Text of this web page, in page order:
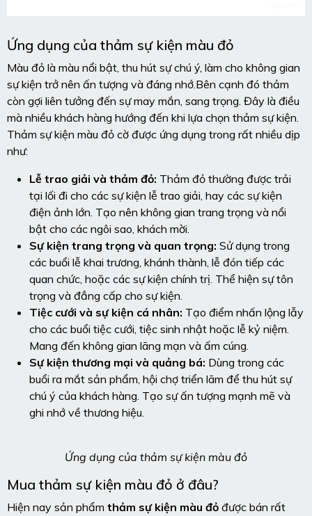
Ứng dụng của thảm sự kiện màu đỏ
Màu đỏ là màu nổi bật, thu hút sự chú ý, làm cho không gian
sự kiện trở nên ấn tượng và đáng nhớ.Bên cạnh đó thảm
còn gợi liên tưởng đến sự may mắn, sang trọng. Đây là điều
mà nhiều khách hàng hướng đến khi lựa chọn thảm sự kiện.
Thảm sự kiện màu đỏ cờ được ứng dụng trong rất nhiều dịp
như:
Lễ trao giải và thảm đỏ: Thảm đỏ thường được trải
tại lối đi cho các sự kiện lễ trao giải, hay các sự kiện
điện ảnh lớn. Tạo nên không gian trang trọng và nổi
bật cho các ngôi sao, khách mời.
Sự kiện trang trọng và quan trọng: Sử dụng trong
các buổi lễ khai trương, khánh thành, lễ đón tiếp các
quan chức, hoặc các sự kiện chính trị. Thể hiện sự tôn
trọng và đẳng cấp cho sự kiện.
Tiệc cưới và sự kiện cá nhân: Tạo điểm nhấn lộng lẫy
cho các buổi tiệc cưới, tiệc sinh nhật hoặc lễ kỷ niệm.
Mang đến không gian lãng mạn và ấm cúng.
Sự kiện thương mại và quảng bá: Dùng trong các
buổi ra mắt sản phẩm, hội chợ triển lãm để thu hút sự
chú ý của khách hàng. Tạo sự ấn tượng mạnh mẽ và
ghi nhớ về thương hiệu.
Ứng dụng của thảm sự kiện màu đỏ
Mua thảm sự kiện màu đỏ ở đâu?
Hiện nay sản phẩm thảm sự kiện màu đỏ được bán rất